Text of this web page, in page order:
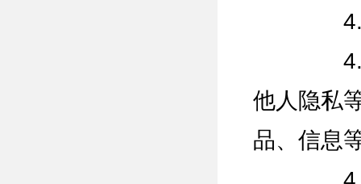
4.6.1
4.6.2
他人隐私
品、信息